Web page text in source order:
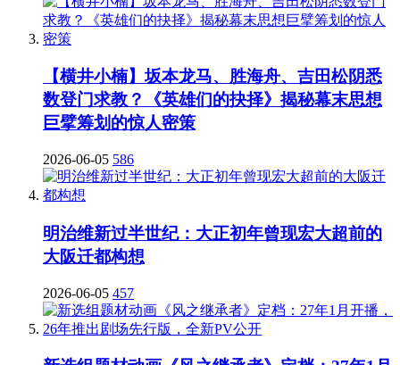
【横井小楠】坂本龙马、胜海舟、吉田松阴悉
数登门求教？《英雄们的抉择》揭秘幕末思想
巨擘筹划的惊人密策
2026-06-05 586
明治维新过半世纪：大正初年曾现宏大超前的
大阪迁都构想
2026-06-05 457